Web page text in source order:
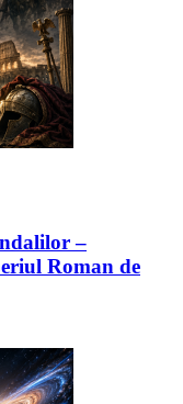
–
Roman de